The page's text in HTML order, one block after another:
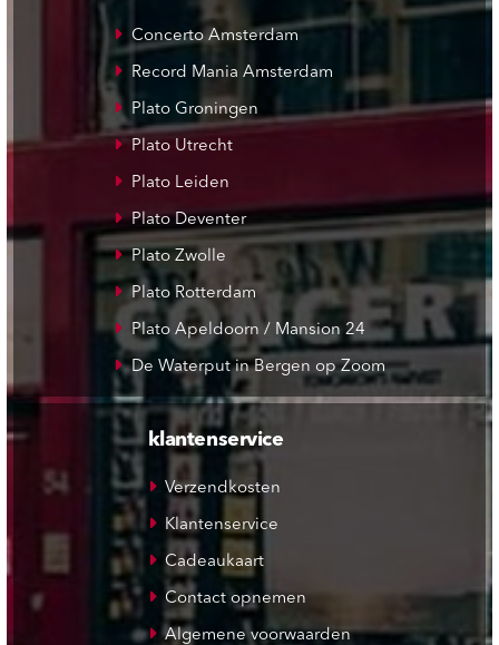
Concerto Amsterdam
Record Mania Amsterdam
Plato Groningen
Plato Utrecht
Plato Leiden
Plato Deventer
Plato Zwolle
Plato Rotterdam
Plato Apeldoorn / Mansion 24
De Waterput in Bergen op Zoom
klantenservice
Verzendkosten
Klantenservice
Cadeaukaart
Contact opnemen
Algemene voorwaarden